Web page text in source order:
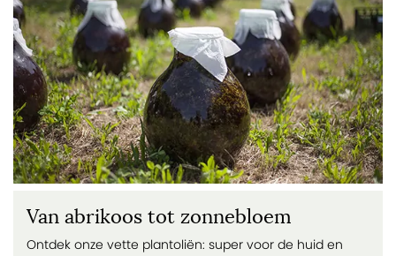
voeten en bij dieren.
Van abrikoos tot zonnebloem
Ontdek onze vette plantoliën: super voor de huid en